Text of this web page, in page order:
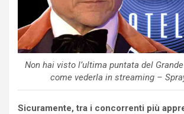
Non hai visto l’ultima puntata del
come vederla in streaming –
Sicuramente, tra i concorrenti più